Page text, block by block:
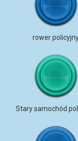
rower
Stary samochód